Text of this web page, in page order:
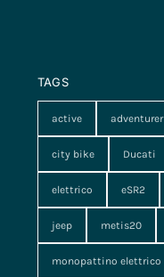
TAGS
active adventurer
city bike Ducati
elettrico eSR2
jeep metis20
monopattino elettrico